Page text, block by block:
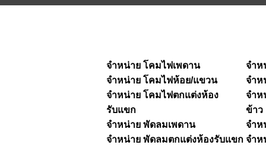
จำหน่าย โคมไฟเพดาน
จำห
จำหน่าย โคมไฟห้อย/แขวน
จำห
จำหน่าย โคมไฟตกแต่งห้อง
รับแขก
จำห
ข้าว
จำหน่าย พัดลมเพดาน
จำห
จำหน่าย พัดลมตกแต่งห้องรับแขก จำห